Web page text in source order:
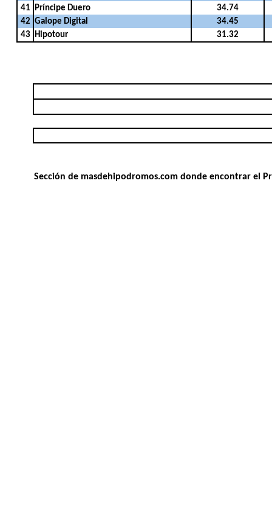
41 Príncipe Duero
34.74
42 Galope Digital
34.45
43 Hipotour 31.32
Sección de masdehipodromos.com donde encontrar el